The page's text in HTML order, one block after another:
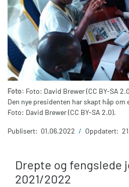
Foto: Foto: David Brewer (CC BY-SA
Den nye presidenten har skapt håp om
Foto: David Brewer (CC BY-SA 2.0).
Publisert: 01.06.2022 / Oppdatert:
Drepte og fengslede
2021/2022